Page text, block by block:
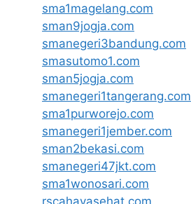
sma1magelang.com
sman9jogja.com
smanegeri3bandung.com
smasutomo1.com
sman5jogja.com
smanegeri1tangerang.com
sma1purworejo.com
smanegeri1jember.com
sman2bekasi.com
smanegeri47jkt.com
sma1wonosari.com
rscahayasehat.com